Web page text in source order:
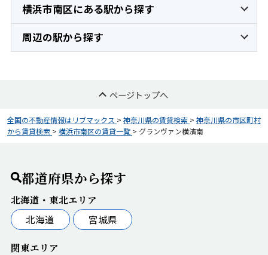
横浜市南区にある駅から探す
周辺の駅から探す
ページトップへ
全国の不動産情報はリブマックス > 神奈川県の賃貸検索 > 神奈川県の市区町村
から賃貸検索 > 横浜市南区の賃貸一覧 > グランヴァン横濱南
都道府県から探す
北海道・東北エリア
北海道
宮城県
関東エリア